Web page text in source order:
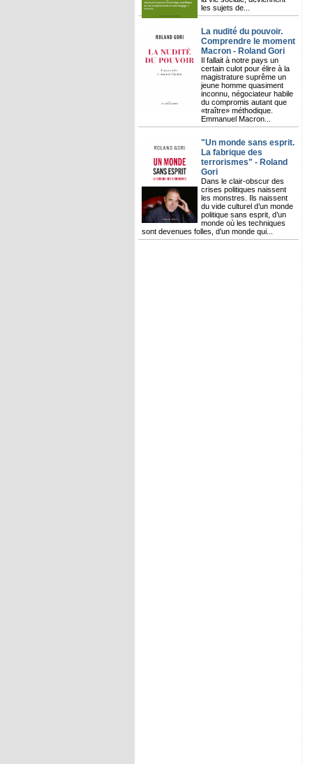
les sujets de...
La nudité du pouvoir.
Comprendre le moment
Macron - Roland Gori
Il fallait à notre pays un
certain culot pour élire à la
magistrature suprême un
jeune homme quasiment
inconnu, négociateur habile
du compromis autant que
«traître» méthodique.
Emmanuel Macron...
"Un monde sans esprit.
La fabrique des
terrorismes" - Roland
Gori
Dans le clair-obscur des
crises politiques naissent
les monstres. Ils naissent
du vide culturel d’un monde
politique sans esprit, d’un
monde où les techniques
sont devenues folles, d’un monde qui...